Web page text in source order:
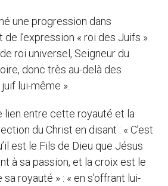
une progression dans
de l’expression « roi des Juifs »
roi universel, Seigneur du
donc très au-delà des
lui-même ».
lien entre cette royauté et la
du Christ en disant : « C’est
est le Fils de Dieu que Jésus
à sa passion, et la croix est le
royauté » : « en s’offrant lui-